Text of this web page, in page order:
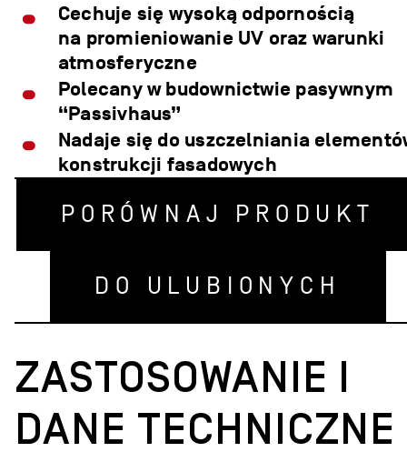
Cechuje się wysoką odpornością
na promieniowanie UV oraz warunki
atmosferyczne
Polecany w budownictwie pasywnym
“Passivhaus”
Nadaje się do uszczelniania
konstrukcji fasadowych
PORÓWNAJ PRODUKT
DO ULUBIONYCH
ZASTOSOWANIE I
DANE TECHNICZNE